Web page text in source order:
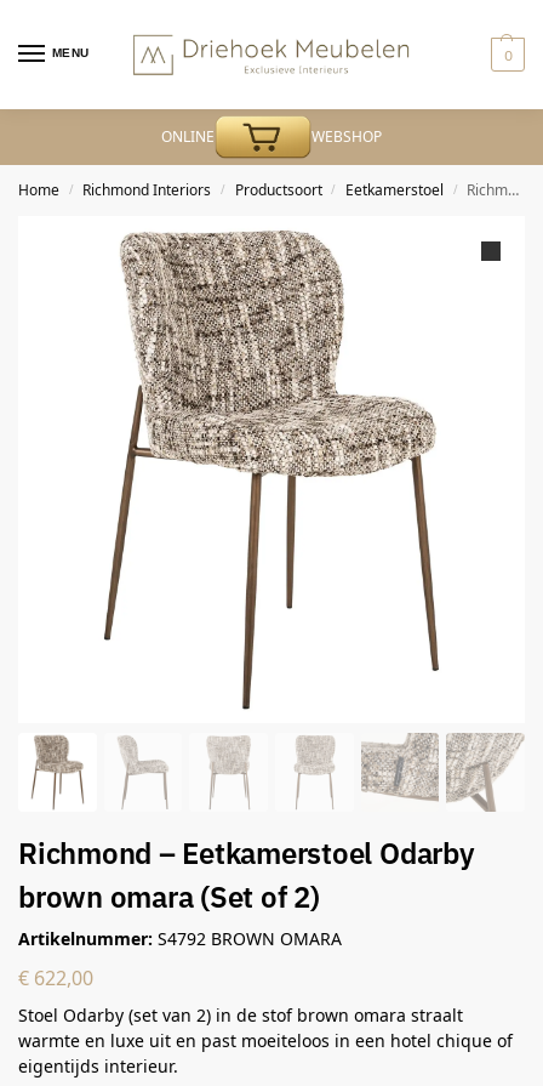
MENU 0
ONLINE WEBSHOP
Home / Richmond Interiors / Productsoort / Eetkamerstoel / Richmond – Eetkamerstoel Odarby brown omara (Set of 2)
Richmond – Eetkamerstoel Odarby
brown omara (Set of 2)
Artikelnummer: S4792 BROWN OMARA
€ 622,00
Stoel Odarby (set van 2) in de stof brown omara straalt
warmte en luxe uit en past moeiteloos in een hotel chique of
eigentijds interieur.